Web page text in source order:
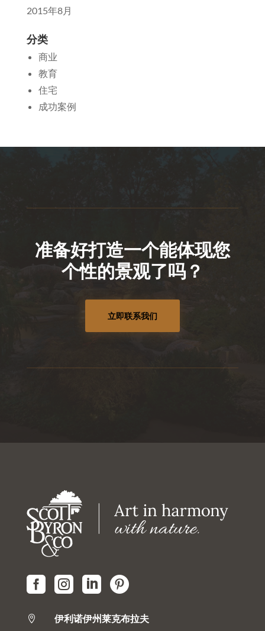
2015年8月
分类
商业
教育
住宅
成功案例
准备好打造一个能体现您
个性的景观了吗？
立即联系我们
   
 伊利诺伊州莱克布拉夫